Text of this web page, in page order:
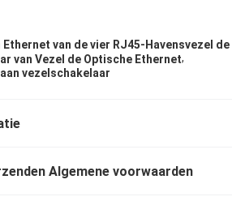
Ethernet van de vier RJ45-Havensvezel
van Vezel de Optische Ethernet,
vezelschakelaar
Algemene voorwaarden